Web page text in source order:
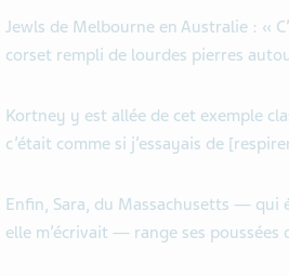
Jewls de Melbourne en Australie : «
corset rempli de lourdes pierres
Kortney y est allée de cet exemple
c’était comme si j’essayais de
Enfin, Sara, du Massachusetts — qui
elle m’écrivait — range ses poussées